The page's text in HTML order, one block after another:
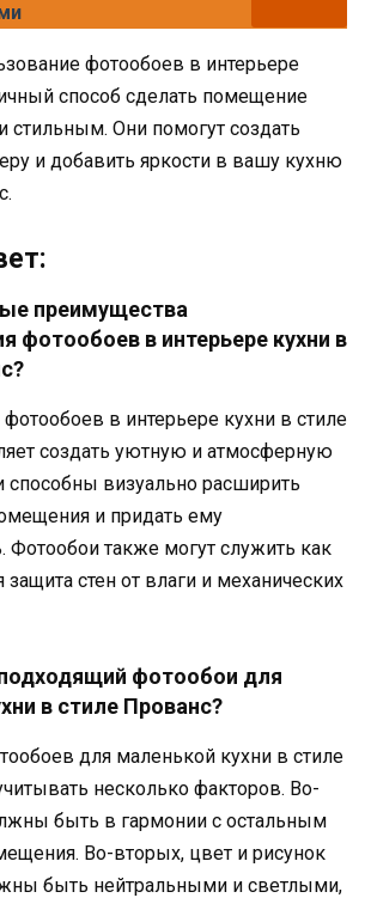
фотообоев в интерьере
способ сделать помещение
стильным. Они помогут создать
и добавить яркости в вашу кухню
преимущества
фотообоев в интерьере кухни в
в интерьере кухни в стиле
создать уютную и атмосферную
способны визуально расширить
и придать ему
Фотообои также могут служить как
защита стен от влаги и механических
фотообои для
в стиле Прованс?
для маленькой кухни в стиле
несколько факторов. Во-
быть в гармонии с остальным
Во-вторых, цвет и рисунок
быть нейтральными и светлыми,